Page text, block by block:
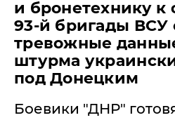
и бронетехнику
93-й бригады ВСУ
тревожные
штурма
под Донецким
​Боевики "ДНР"